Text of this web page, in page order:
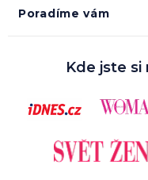
Poradíme vám
Kde jste si